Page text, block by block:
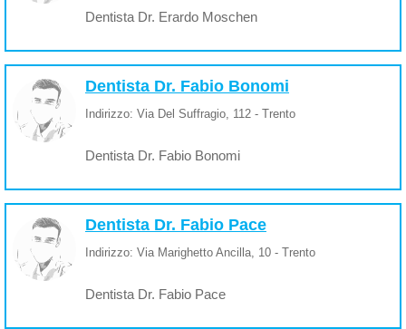
Dentista Dr. Erardo Moschen
Dentista Dr. Fabio Bonomi
Indirizzo: Via Del Suffragio, 112 - Trento
Dentista Dr. Fabio Bonomi
Dentista Dr. Fabio Pace
Indirizzo: Via Marighetto Ancilla, 10 - Trento
Dentista Dr. Fabio Pace